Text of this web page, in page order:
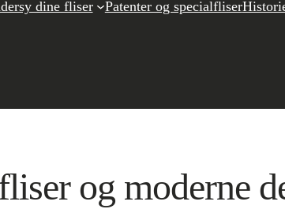
dine fliser Patenter og specialfliser
og moderne